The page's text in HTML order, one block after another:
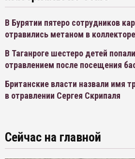
В Бурятии пятеро сотрудников
отравились метаном в коллекторе
В Таганроге шестеро детей
отравлением после посещения
Британские власти назвали имя
в отравлении Сергея Скрипаля
Сейчас на главной